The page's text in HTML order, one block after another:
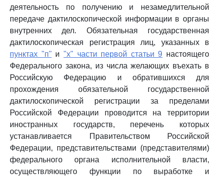
деятельность по получению и незамедлительной
передаче дактилоскопической информации в органы
внутренних дел. Обязательная государственная
дактилоскопическая регистрация лиц, указанных в
пунктах "п" и "х" части первой статьи 9 настоящего
Федерального закона, из числа желающих въехать в
Российскую Федерацию и обратившихся для
прохождения обязательной государственной
дактилоскопической регистрации за пределами
Российской Федерации проводится на территории
иностранных государств, перечень которых
устанавливается Правительством Российской
Федерации, представительствами (представителями)
федерального органа исполнительной власти,
осуществляющего функции по выработке и